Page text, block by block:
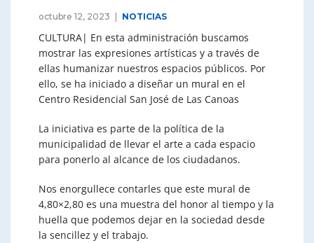
octubre 12, 2023 NOTICIAS
CULTURA| En esta administración buscamos
mostrar las expresiones artísticas y a través de
ellas humanizar nuestros espacios públicos. Por
ello, se ha iniciado a diseñar un mural en el
Centro Residencial San José de Las Canoas
La iniciativa es parte de la política de la
municipalidad de llevar el arte a cada espacio
para ponerlo al alcance de los ciudadanos.
Nos enorgullece contarles que este mural de
4,80×2,80 es una muestra del honor al tiempo y la
huella que podemos dejar en la sociedad desde
la sencillez y el trabajo.